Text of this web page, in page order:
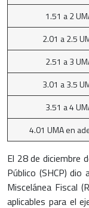
1.51 a 2
2.01 a 2.5
2.51 a 3
3.01 a 3.5
3.51 a 4
4.01 UMA en
El 28 de diciembre
Público (SHCP)
Miscelánea Fiscal
aplicables para el